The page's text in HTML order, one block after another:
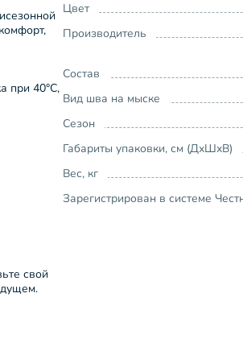
при 40°C,
Цвет
Производитель
Состав
Вид шва на мыске
Сезон
Габариты упаковки, см (ДхШхВ)
Вес, кг
Зарегистрирован в системе
свой